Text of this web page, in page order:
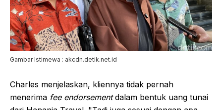
Gambar Istimewa : akcdn.detik.net.id
Charles menjelaskan, kliennya tidak pernah
menerima fee endorsementdalam bentuk uang tunai